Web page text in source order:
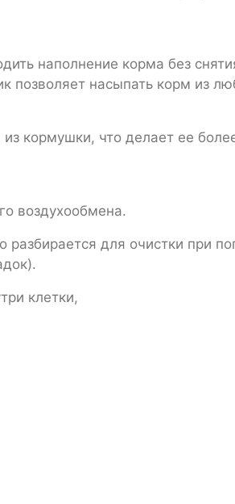
наполнение корма без
позволяет насыпать корм из
кормушки, что делает ее
воздухообмена.
разбирается для очистки при
клетки,